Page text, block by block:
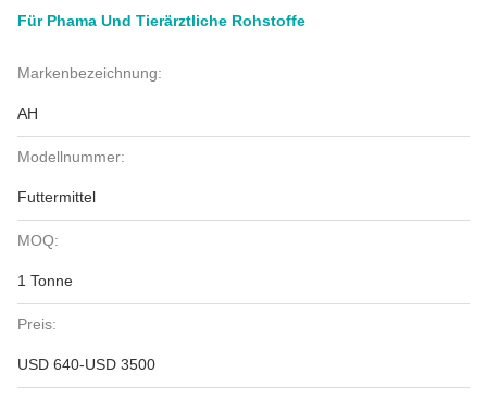
Für Phama Und Tierärztliche Rohstoffe
Markenbezeichnung:
AH
Modellnummer:
Futtermittel
MOQ:
1 Tonne
Preis:
USD 640-USD 3500